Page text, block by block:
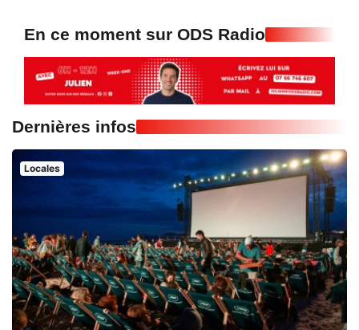
En ce moment sur ODS Radio
Dernières infos
Locales